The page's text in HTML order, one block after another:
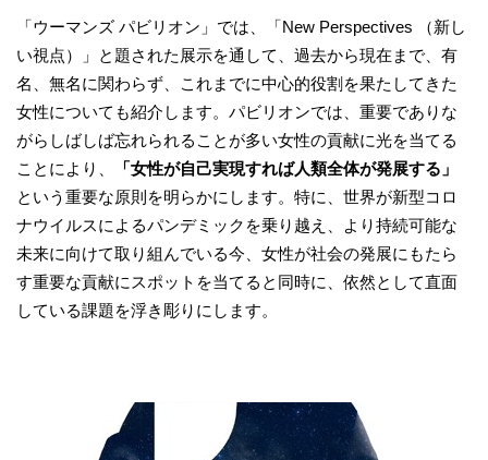
「ウーマンズ パビリオン」では、「New Perspectives （新し
い視点）」と題された展示を通して、過去から現在まで、有
名、無名に関わらず、これまでに中心的役割を果たしてきた
女性についても紹介します。パビリオンでは、重要でありな
がらしばしば忘れられることが多い女性の貢献に光を当てる
ことにより、
「女性が自己実現すれば人類全体が発展する」
という重要な原則を明らかにします。特に、世界が新型コロ
ナウイルスによるパンデミックを乗り越え、より持続可能な
未来に向けて取り組んでいる今、女性が社会の発展にもたら
す重要な貢献にスポットを当てると同時に、依然として直面
している課題を浮き彫りにします。